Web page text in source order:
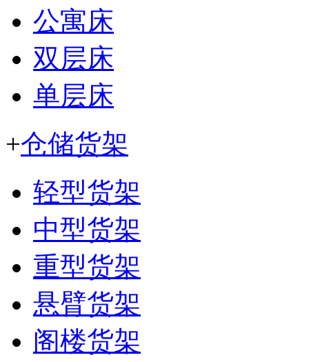
公寓床
双层床
单层床
+仓储货架
轻型货架
中型货架
重型货架
悬臂货架
阁楼货架